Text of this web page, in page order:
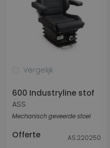
Vergelijk
600 Industryline stof
ASS
Mechanisch geveerde stoel
Offerte AS.220250